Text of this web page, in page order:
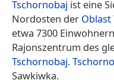
Tschornobaj ist eine
Nordosten der Oblast
etwa 7300
Rajonszentrum des
Tschornobaj.
Sawkiwka.